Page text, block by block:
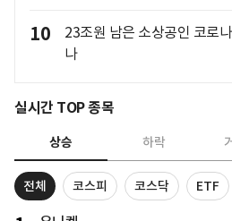
10
23조원 남은 소상공인 코로
나
실시간 TOP 종목
상승 하락
전체 코스피 코스닥 ETF